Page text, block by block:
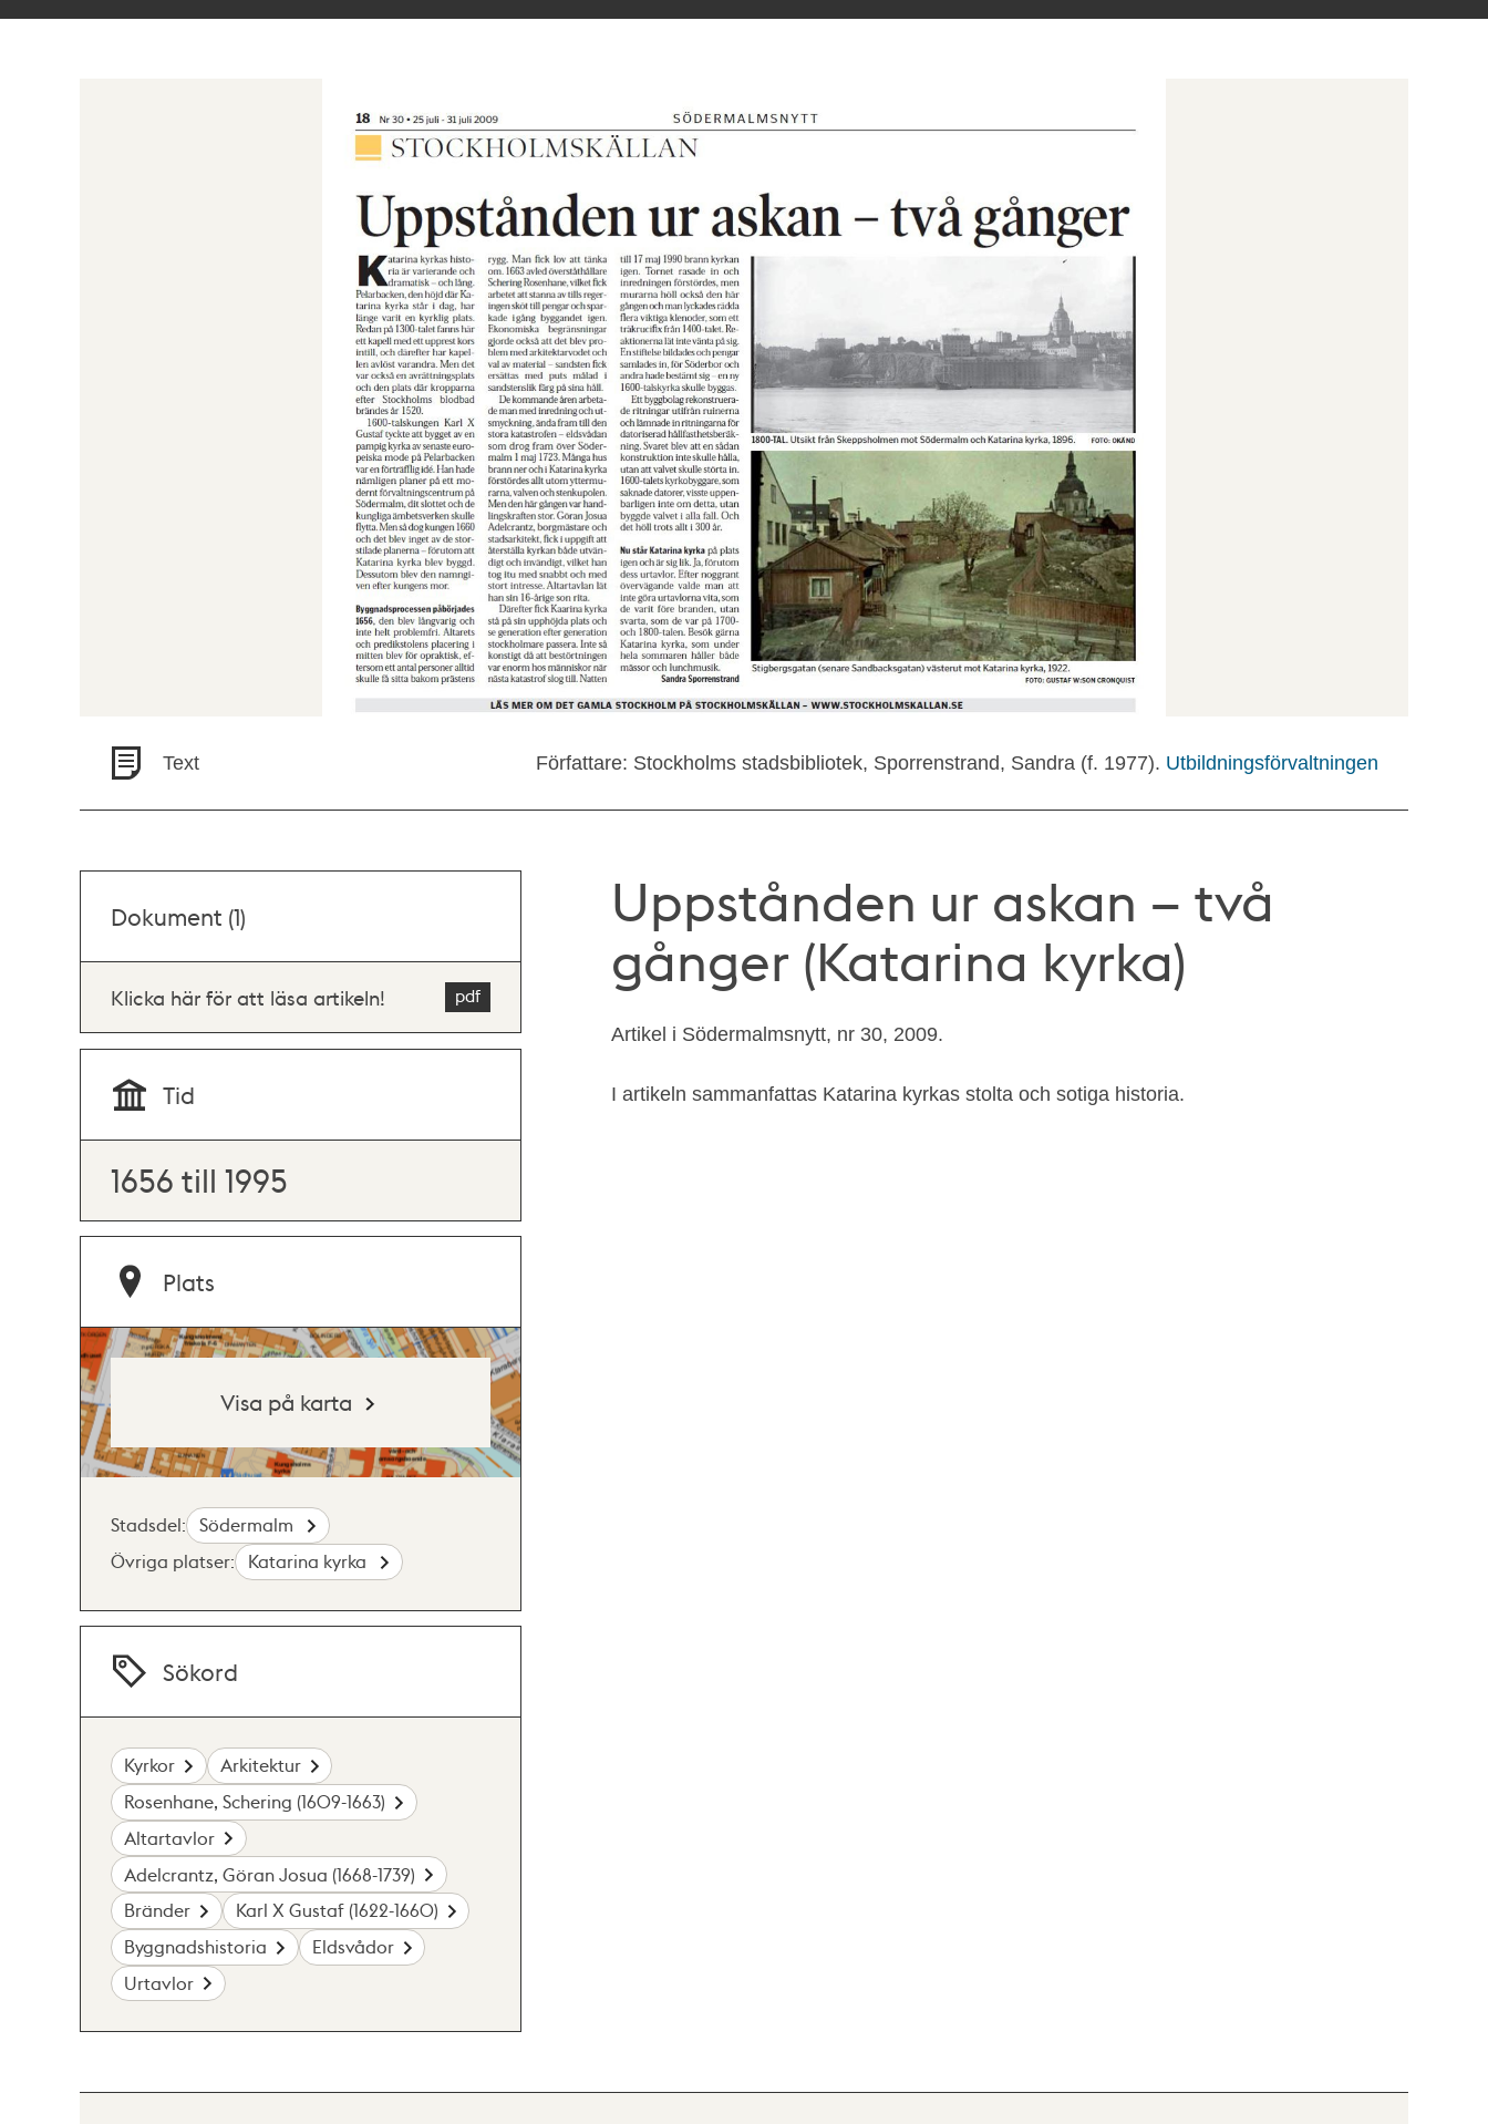
Text Författare: Stockholms stadsbibliotek, Sporrenstrand, Sandra (f. 1977). Utbildningsförvaltningen
Uppstånden ur askan – två
gånger (Katarina kyrka)
Artikel i Södermalmsnytt, nr 30, 2009.
I artikeln sammanfattas Katarina kyrkas stolta och sotiga historia.
Dokument (1)
Klicka här för att läsa artikeln!
Tid
1656 till 1995
Plats
Visa på karta
Stadsdel:
Södermalm
Övriga platser:
Katarina kyrka
Sökord
Kyrkor
Arkitektur
Rosenhane, Schering (1609-1663)
Altartavlor
Adelcrantz, Göran Josua (1668-1739)
Bränder
Karl X Gustaf (1622-1660)
Byggnadshistoria
Eldsvådor
Urtavlor